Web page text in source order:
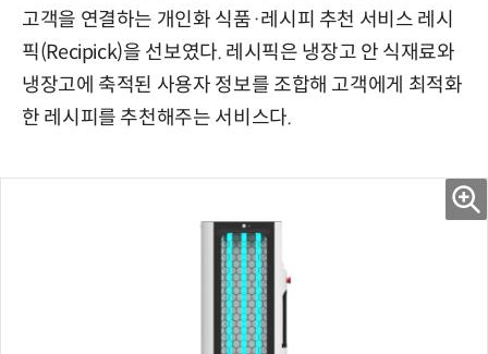
고객을 연결하는 개인화 식품·레시피 추천 서비스 레시
픽(Recipick)을 선보였다. 레시픽은 냉장고 안 식재료와
냉장고에 축적된 사용자 정보를 조합해 고객에게 최적화
한 레시피를 추천해주는 서비스다.